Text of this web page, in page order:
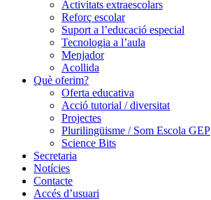
Activitats extraescolars
Reforç escolar
Suport a l’educació especial
Tecnologia a l’aula
Menjador
Acollida
Què oferim?
Oferta educativa
Acció tutorial / diversitat
Projectes
Plurilingüisme / Som Escola GEP
Science Bits
Secretaria
Notícies
Contacte
Accés d’usuari